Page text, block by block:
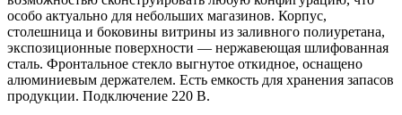
особо актуально для небольших магазинов. Корпус,
столешница и боковины витрины из заливного полиуретана,
экспозиционные поверхности — нержавеющая шлифованная
сталь. Фронтальное стекло выгнутое откидное, оснащено
алюминиевым держателем. Есть емкость для хранения запасов
продукции. Подключение 220 В.